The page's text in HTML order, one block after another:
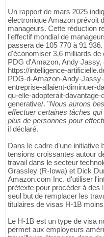
Un rapport de mars 2025
électronique Amazon prévoit
manageurs. Cette réduction
l'effectif mondial de
passera de 105 770 à 91
d'économiser 3,6 milliards de
PDG d'Amazon, Andy Jassy,
https://intelligence-
PDG-d-Amazon-Andy-
entreprise-allaient-diminuer-
qu-elle-adopterait-
generative/. "Nous aurons
effectuer certaines tâches
plus de personnes pour
il déclaré.
Dans le cadre d'une initiative
tensions croissantes autour
travail dans le secteur
Grassley (R-Iowa) et Dick
Amazon.com Inc. d'utiliser
prétexte pour procéder à
seul but de remplacer les
titulaires de visas H-1B
Le H-1B est un type de visa
permet aux employeurs